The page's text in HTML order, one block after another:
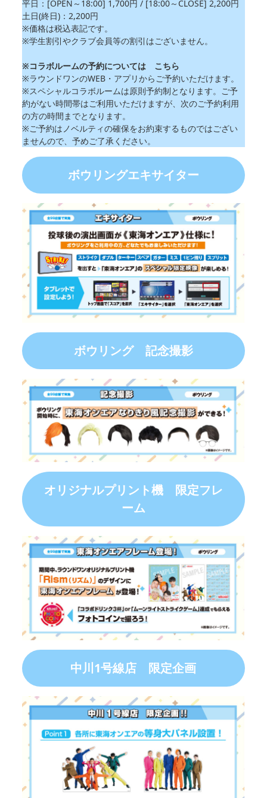
平日：[OPEN～18:00] 1,700円 / [18:00～CLOSE] 2,200円
土日(終日)：2,200円
※価格は税込表記です。
※学生割引やクラブ会員等の割引はございません。
※コラボルームの予約については
こちら
※ラウンドワンのWEB・アプリからご予約いただけます。
※スペシャルコラボルームは原則予約制となります。ご予
約がない時間帯はご利用いただけますが、次のご予約利用
の方の時間までとなります。
※ご予約はノベルティの確保をお約束するものではござい
ませんので、予めご了承ください。
ボウリングエキサイター
ボウリング 記念撮影
オリジナルプリント機 限定フレ
ーム
中川1号線店 限定企画